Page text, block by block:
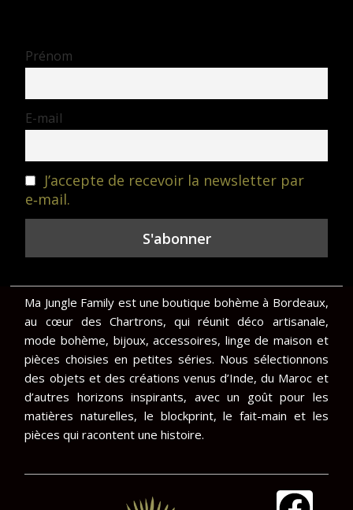
Prénom
E-mail
J’accepte de recevoir la newsletter par
e‑mail.
Ma Jungle Family est une boutique bohème à Bordeaux,
au cœur des Chartrons, qui réunit déco artisanale,
mode bohème, bijoux, accessoires, linge de maison et
pièces choisies en petites séries. Nous sélectionnons
des objets et des créations venus d’Inde, du Maroc et
d’autres horizons inspirants, avec un goût pour les
matières naturelles, le blockprint, le fait-main et les
pièces qui racontent une histoire.